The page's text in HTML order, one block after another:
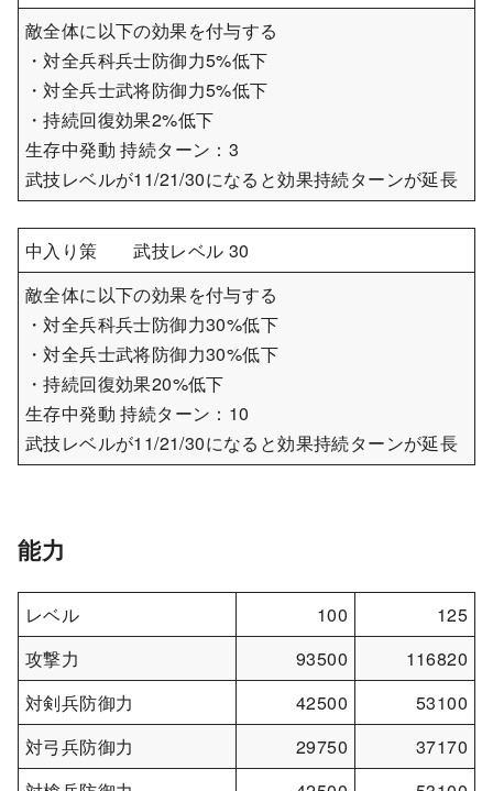
敵全体に以下の効果を付与する
・対全兵科兵士防御力5%低下
・対全兵士武将防御力5%低下
・持続回復効果2%低下
生存中発動 持続ターン：3
武技レベルが11/21/30になると効果持続ターンが延長
中入り策 武技レベル 30
敵全体に以下の効果を付与する
・対全兵科兵士防御力30%低下
・対全兵士武将防御力30%低下
・持続回復効果20%低下
生存中発動 持続ターン：10
武技レベルが11/21/30になると効果持続ターンが延長
能力
レベル 100
125
攻撃力
93500
116820
対剣兵防御力
42500
53100
対弓兵防御力
29750
37170